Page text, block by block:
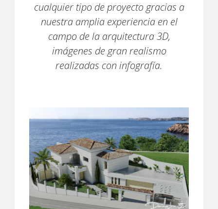
cualquier tipo de proyecto gracias a
nuestra amplia experiencia en el
campo de la arquitectura 3D,
imágenes de gran realismo
realizadas con infografía.